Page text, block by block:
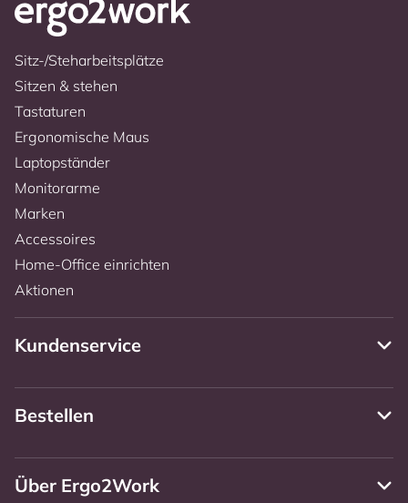
Sitz-/Steharbeitsplätze
Sitzen & stehen
Tastaturen
Ergonomische Maus
Laptopständer
Monitorarme
Marken
Accessoires
Home-Office einrichten
Aktionen
Kundenservice
Bestellen
Über Ergo2Work